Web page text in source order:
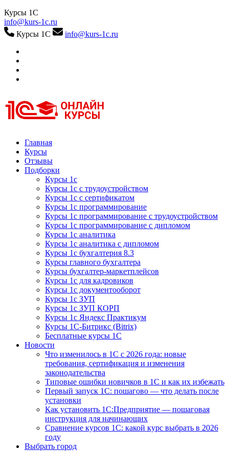
Курсы 1С
info@kurs-1c.ru
Курсы 1С
info@kurs-1c.ru
Курсы 1С
Курсы 1С официальная сертификация
Главная
Курсы
Отзывы
Подборки
Курсы 1с
Курсы 1с с трудоустройством
Курсы 1с с сертификатом
Курсы 1с программирование
Курсы 1с программирование с трудоустройством
Курсы 1с программирование с дипломом
Курсы 1с аналитика
Курсы 1с аналитика с дипломом
Курсы 1с бухгалтерия 8.3
Курсы главного бухгалтера
Курсы бухгалтер-маркетплейсов
Курсы 1с для кадровиков
Курсы 1с документооборот
Курсы 1с ЗУП
Курсы 1с ЗУП КОРП
Курсы 1с Яндекс Практикум
Курсы 1С-Битрикс (Bitrix)
Бесплатные курсы 1С
Новости
Что изменилось в 1С с 2026 года: новые
требования, сертификация и изменения
законодательства
Типовые ошибки новичков в 1С и как их избежать
Первый запуск 1С: пошагово — что делать после
установки
Как установить 1С:Предприятие — пошаговая
инструкция для начинающих
Сравнение курсов 1С: какой курс выбрать в 2026
году
Выбрать город